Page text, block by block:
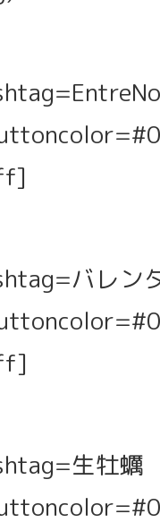
バレン
生牡蠣